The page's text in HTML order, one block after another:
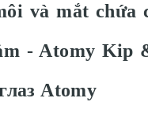
và mắt chứa
- Atomy Kip
Atomy